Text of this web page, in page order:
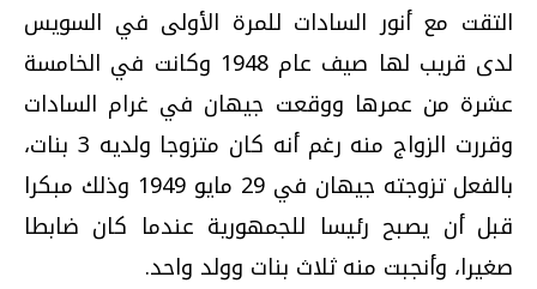
التقت مع أنور السادات للمرة الأولى في السويس
لدى قريب لها صيف عام 1948 وكانت في الخامسة
عشرة من عمرها ووقعت جيهان في غرام السادات
وقررت الزواج منه رغم أنه كان متزوجا ولديه 3 بنات،
بالفعل تزوجته جيهان في 29 مايو 1949 وذلك مبكرا
قبل أن يصبح رئيسا للجمهورية عندما كان ضابطا
صغيرا، وأنجبت منه ثلاث بنات وولد واحد.